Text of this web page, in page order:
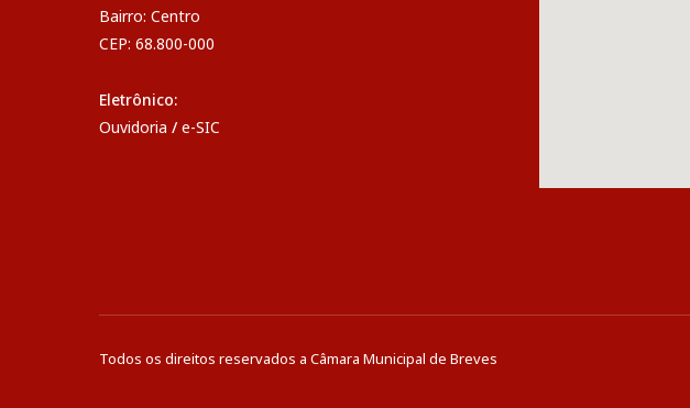
Bairro: Centro
CEP: 68.800-000
Eletrônico:
Ouvidoria / e-SIC
Todos os direitos reservados a Câmara Municipal de Breves